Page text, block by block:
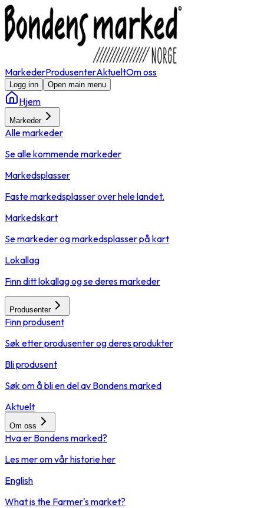
MarkederProdusenterAktueltOm oss
Logg inn Open main menu
Hjem
Markeder
Alle markeder
Se alle kommende markeder
Markedsplasser
Faste markedsplasser over hele landet.
Markedskart
Se markeder og markedsplasser på kart
Lokallag
Finn ditt lokallag og se deres markeder
Produsenter
Finn produsent
Søk etter produsenter og deres produkter
Bli produsent
Søk om å bli en del av Bondens marked
Aktuelt
Om oss
Hva er Bondens marked?
Les mer om vår historie her
English
What is the Farmer's market?